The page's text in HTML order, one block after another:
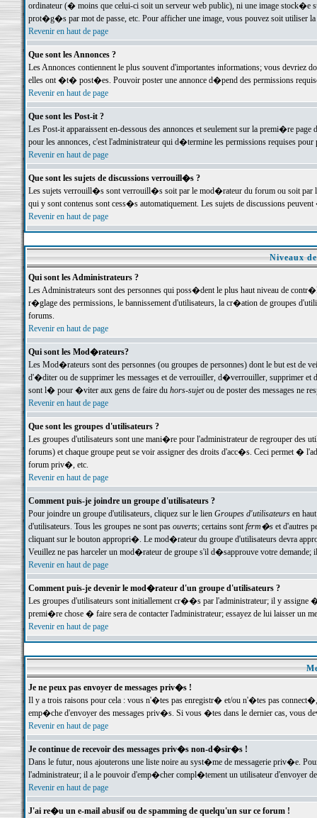
ordinateur (� moins que celui-ci soit un serveur web public), ni une image stock�e
prot�g�s par mot de passe, etc. Pour afficher une image, vous pouvez soit
Revenir en haut de page
Que sont les Annonces ?
Les Annonces contiennent le plus souvent d'importantes informations; vous devriez
elles ont �t� post�es. Pouvoir poster une annonce d�pend des permissions
Revenir en haut de page
Que sont les Post-it ?
Les Post-it apparaissent en-dessous des annonces et seulement sur la premi�re
pour les annonces, c'est l'administrateur qui d�termine les permissions requises pour
Revenir en haut de page
Que sont les sujets de discussions verrouill�s ?
Les sujets verrouill�s sont verrouill�s soit par le mod�rateur du forum ou soit par
qui y sont contenus sont cess�s automatiquement. Les sujets de discussions
Revenir en haut de page
Niveaux
Qui sont les Administrateurs ?
Les Administrateurs sont des personnes qui poss�dent le plus haut niveau de
r�glage des permissions, le bannissement d'utilisateurs, la cr�ation de groupes
forums.
Revenir en haut de page
Qui sont les Mod�rateurs?
Les Mod�rateurs sont des personnes (ou groupes de personnes) dont le but est de
d'�diter ou de supprimer les messages et de verrouiller, d�verrouiller, supprimer
sont l� pour �viter aux gens de faire du hors-sujetou de poster des messages ne
Revenir en haut de page
Que sont les groupes d'utilisateurs ?
Les groupes d'utilisateurs sont une mani�re pour l'administrateur de regrouper des
forums) et chaque groupe peut se voir assigner des droits d'acc�s. Ceci permet
forum priv�, etc.
Revenir en haut de page
Comment puis-je joindre un groupe d'utilisateurs ?
Pour joindre un groupe d'utilisateurs, cliquez sur le lien Groupes d'utilisateursen haut
d'utilisateurs. Tous les groupes ne sont pas ouverts; certains sontferm�set d'autres
cliquant sur le bouton appropri�. Le mod�rateur du groupe d'utilisateurs devra
Veuillez ne pas harceler un mod�rateur de groupe s'il d�sapprouve votre demande;
Revenir en haut de page
Comment puis-je devenir le mod�rateur d'un groupe d'utilisateurs ?
Les groupes d'utilisateurs sont initiallement cr��s par l'administrateur; il y
premi�re chose � faire sera de contacter l'administrateur; essayez de lui laisser un
Revenir en haut de page
Je ne peux pas envoyer de messages priv�s !
Il y a trois raisons pour cela : vous n'�tes pas enregistr� et/ou n'�tes pas
emp�che d'envoyer des messages priv�s. Si vous �tes dans le dernier cas, vous
Revenir en haut de page
Je continue de recevoir des messages priv�s non-d�sir�s !
Dans le futur, nous ajouterons une liste noire au syst�me de messagerie priv�e.
l'administrateur; il a le pouvoir d'emp�cher compl�tement un utilisateur d'envoyer
Revenir en haut de page
J'ai re�u un e-mail abusif ou de spamming de quelqu'un sur ce forum !